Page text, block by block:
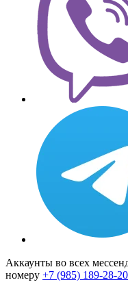
Аккаунты во всех
номеру +7 (985) 189-28-20